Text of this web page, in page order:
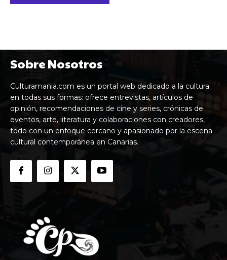
Sobre Nosotros
Culturamania.com es un portal web dedicado a la cultura
en todas sus formas: ofrece entrevistas, artículos de
opinión, recomendaciones de cine y series, crónicas de
eventos, arte, literatura y colaboraciones con creadores,
todo con un enfoque cercano y apasionado por la escena
cultural contemporánea en Canarias.